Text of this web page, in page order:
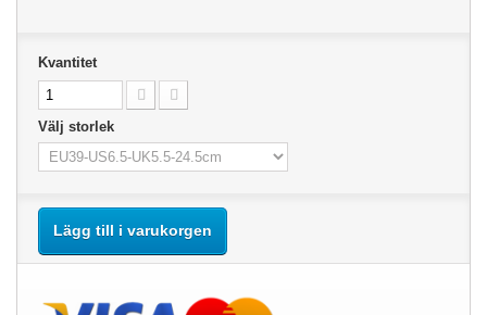
Kvantitet
Välj storlek
Lägg till i varukorgen